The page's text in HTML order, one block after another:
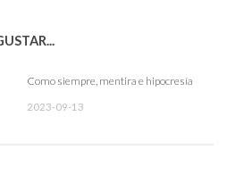
Como siempre, mentira e hipocresía
2023-09-13